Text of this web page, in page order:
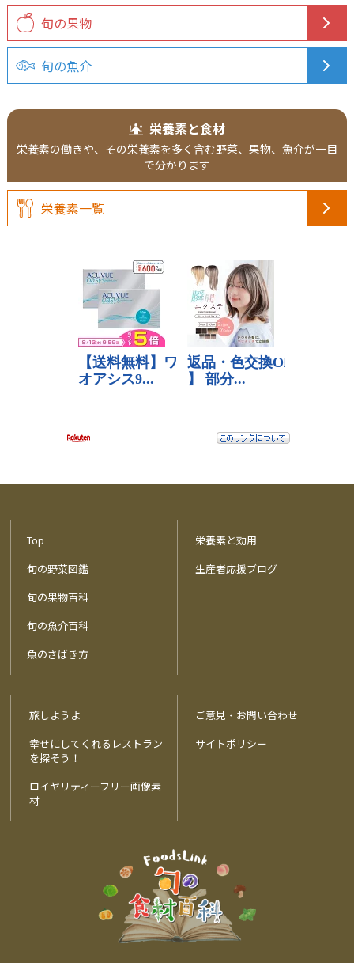
旬の果物
旬の魚介
栄養素と食材
栄養素の働きや、その栄養素を多く含む野菜、果物、魚介が一目
で分かります
栄養素一覧
Top
旬の野菜図鑑
旬の果物百科
旬の魚介百科
魚のさばき方
栄養素と効用
生産者応援ブログ
旅しようよ
幸せにしてくれるレストラン
を探そう！
ロイヤリティーフリー画像素
材
ご意見・お問い合わせ
サイトポリシー